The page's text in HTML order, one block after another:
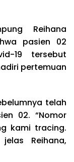
Reihana
pasien 02
19 tersebut
pertemuan
telah
02. “Nomor
kami tracing.
Reihana,